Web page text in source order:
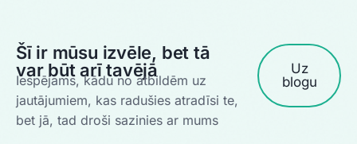
Šī ir mūsu izvēle, bet tā
var būt arī tavējā
Iespējams, kādu no atbildēm uz
jautājumiem, kas radušies atradīsi te,
bet jā, tad droši sazinies ar mums
Uz
blogu